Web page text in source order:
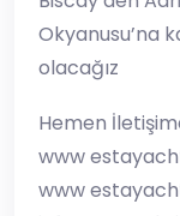
Okyanusu’na
olacağız
Hemen
www
www